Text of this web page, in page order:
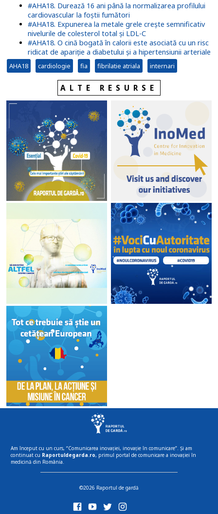
#AHA18. Durează 16 ani până la normalizarea profilului
cardiovascular la foștii fumători
#AHA18. Expunerea la metale grele crește semnificativ
nivelurile de colesterol total și LDL-C
#AHA18. O cină bogată în calorii este asociată cu un risc
ridicat de apariție a diabetului și a hipertensiunii arteriale
AHA18 cardiologie fia fibrilatie atriala internari
ALTE RESURSE
Am început cu un curs, “Comunicarea inovației, inovație în comunicare”. Și am
continuat cu Raportuldegarda.ro, primul portal de comunicare a inovației în
medicină din România.
©2026 Raportul de gardă